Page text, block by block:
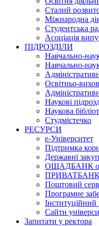
Сталий
Міжнародна
Студентська
Асоціація
ПІДРОЗДІЛИ
Навчально-
Навчально-
Освітньо-
Наукові
Наукова
Студмістечко
РЕСУРСИ
е-Університет
Підтримка
Державні
ОЩАДБАНК
ПРИВАТБАНК
Поштовий
Програмне
Інституційний
Сайти
Запитати у ректора